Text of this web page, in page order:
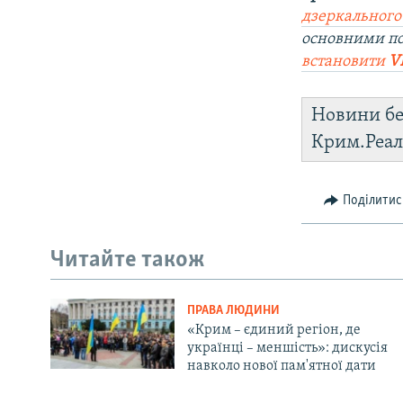
основними
встановити
Новини
Читайте також
ПРАВА ЛЮДИНИ
«Крим – єдиний регіон, де
українці – меншість»: дискусія
навколо нової пам'ятної дати